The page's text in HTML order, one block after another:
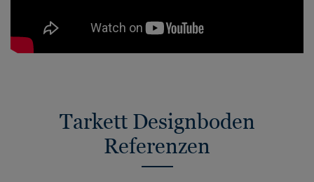
Tarkett Designboden
Referenzen